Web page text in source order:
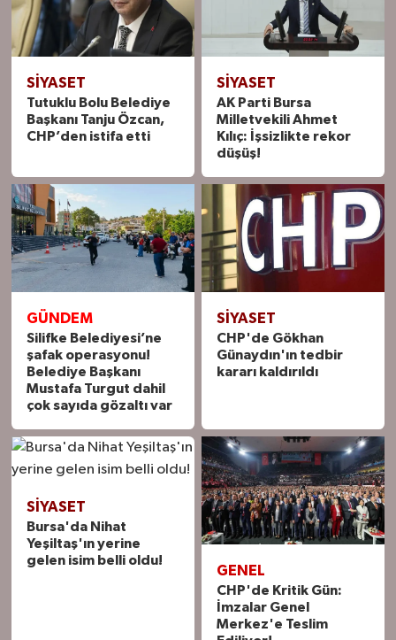
SIYASET
Tutuklu Bolu Belediye
Başkanı Tanju Özcan,
CHP’den istifa etti
SIYASET
AK Parti Bursa
Milletvekili Ahmet
Kılıç: İşsizlikte rekor
düşüş!
GÜNDEM
Silifke Belediyesi’ne
şafak operasyonu!
Belediye Başkanı
Mustafa Turgut dahil
çok sayıda gözaltı var
SIYASET
CHP'de Gökhan
Günaydın'ın tedbir
kararı kaldırıldı
SIYASET
Bursa'da Nihat
Yeşiltaş'ın yerine
gelen isim belli oldu!
GENEL
CHP'de Kritik Gün:
İmzalar Genel
Merkez'e Teslim